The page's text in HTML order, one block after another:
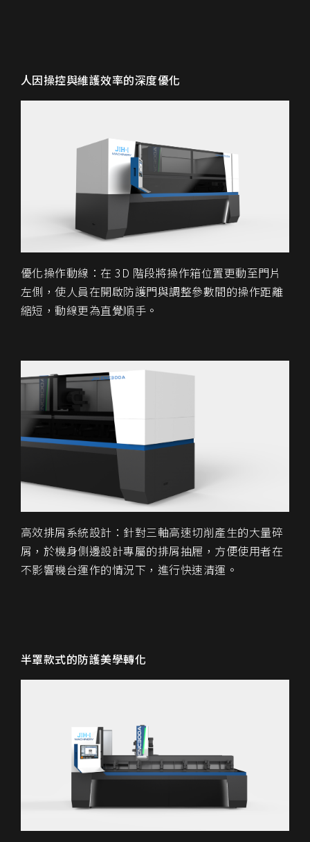
人因操控與維護效率的深度優化
優化操作動線：在 3D 階段將操作箱位置更動至門片
左側，使人員在開啟防護門與調整參數間的操作距離
縮短，動線更為直覺順手。
高效排屑系統設計：針對三軸高速切削產生的大量碎
屑，於機身側邊設計專屬的排屑抽屜，方便使用者在
不影響機台運作的情況下，進行快速清運。
半罩款式的防護美學轉化